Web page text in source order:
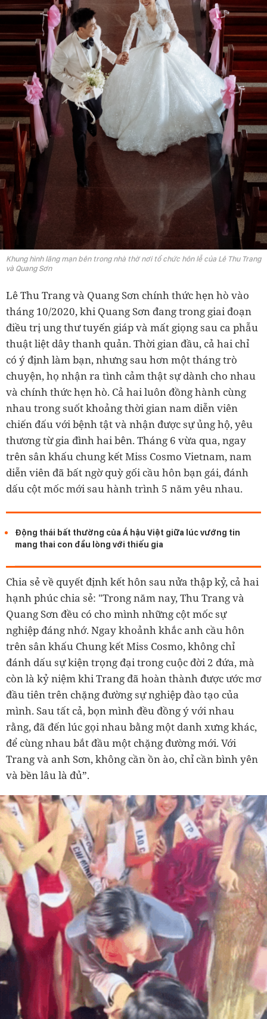
Khung hình lãng mạn bên trong nhà thờ nơi tổ chức hôn lễ của Lê Thu Trang
và Quang Sơn
Lê Thu Trang và Quang Sơn chính thức hẹn hò vào
tháng 10/2020, khi Quang Sơn đang trong giai đoạn
điều trị ung thư tuyến giáp và mất giọng sau ca phẫu
thuật liệt dây thanh quản. Thời gian đầu, cả hai chỉ
có ý định làm bạn, nhưng sau hơn một tháng trò
chuyện, họ nhận ra tình cảm thật sự dành cho nhau
và chính thức hẹn hò. Cả hai luôn đồng hành cùng
nhau trong suốt khoảng thời gian nam diễn viên
chiến đấu với bệnh tật và nhận được sự ủng hộ, yêu
thương từ gia đình hai bên. Tháng 6 vừa qua, ngay
trên sân khấu chung kết Miss Cosmo Vietnam, nam
diễn viên đã bất ngờ quỳ gối cầu hôn bạn gái, đánh
dấu cột mốc mới sau hành trình 5 năm yêu nhau.
Động thái bất thường của Á hậu Việt giữa lúc vướng tin
mang thai con đầu lòng với thiếu gia
Chia sẻ về quyết định kết hôn sau nửa thập kỷ, cả hai
hạnh phúc chia sẻ: "Trong năm nay, Thu Trang và
Quang Sơn đều có cho mình những cột mốc sự
nghiệp đáng nhớ. Ngay khoảnh khắc anh cầu hôn
trên sân khấu Chung kết Miss Cosmo, không chỉ
đánh dấu sự kiện trọng đại trong cuộc đời 2 đứa, mà
còn là kỷ niệm khi Trang đã hoàn thành được ước mơ
đầu tiên trên chặng đường sự nghiệp đào tạo của
mình. Sau tất cả, bọn mình đều đồng ý với nhau
rằng, đã đến lúc gọi nhau bằng một danh xưng khác,
để cùng nhau bắt đầu một chặng đường mới. Với
Trang và anh Sơn, không cần ồn ào, chỉ cần bình yên
và bền lâu là đủ”.